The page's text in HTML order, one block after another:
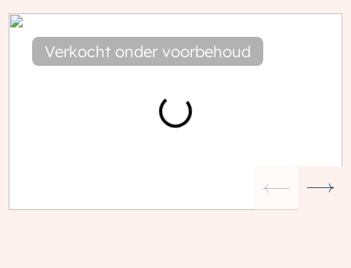
Verkocht onder voorbehoud